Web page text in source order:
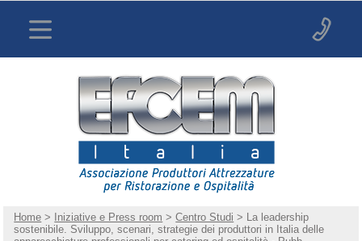
Home > Iniziative e Press room >Centro Studi > La leadership
sostenibile. Sviluppo, scenari, strategie dei produttori in Italia delle